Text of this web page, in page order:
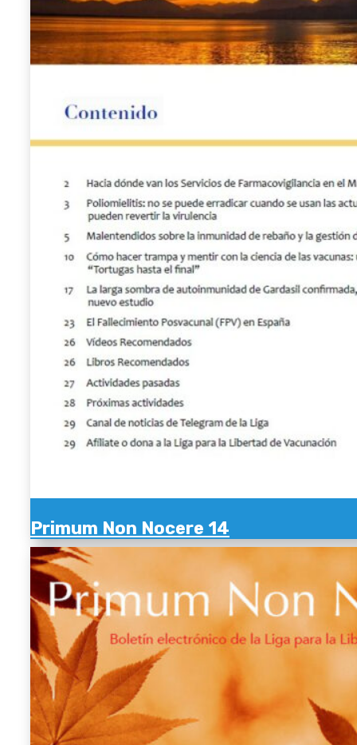
Primum Non Nocere 14